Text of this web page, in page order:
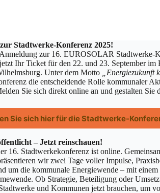
Stadtwerke-Konferenz 2025!
zur 16. EUROSOLAR Stadtwerke-
Ihr Ticket für den 22. und 23. September im
Unter dem Motto
„Energiezukunft
die entscheidende Rolle kommunaler
Sie sich direkt online an und gestalten Sie
Sie sich hier für die Stadtwerke-
– Jetzt reinschauen!
16. Stadtwerkekonferenz ist online.
wir zwei Tage voller Impulse,
um die kommunale Energiewende – mit einem
Ob Strategie, Beteiligung oder
und Kommunen jetzt brauchen, um